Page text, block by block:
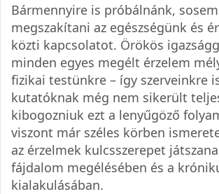
Bármennyire is próbálnánk,
megszakítani az egészségünk és
közti kapcsolatot. Örökös
minden egyes megélt érzelem
fizikai testünkre – így szerveinkre
kutatóknak még nem sikerült
kibogozniuk ezt a lenyűgöző
viszont már széles körben
az érzelmek kulcsszerepet
fájdalom megélésében és a
kialakulásában.